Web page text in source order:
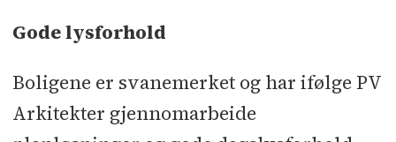
Gode lysforhold
Boligene er svanemerket og har ifølge PV
Arkitekter gjennomarbeide